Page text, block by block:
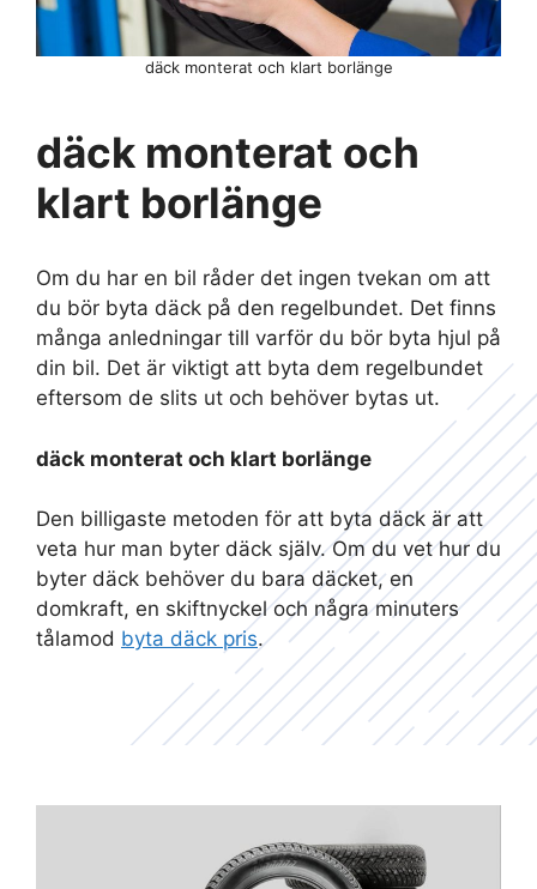
däck monterat och
klart borlänge
Om du har en bil råder det ingen tvekan om att
du bör byta däck på den regelbundet. Det finns
många anledningar till varför du bör byta hjul på
din bil. Det är viktigt att byta dem regelbundet
eftersom de slits ut och behöver bytas ut.
däck monterat och klart borlänge
Den billigaste metoden för att byta däck är att
veta hur man byter däck själv. Om du vet hur du
byter däck behöver du bara däcket, en
domkraft, en skiftnyckel och några minuters
tålamod byta däck pris.
däck monterat och klart borlänge